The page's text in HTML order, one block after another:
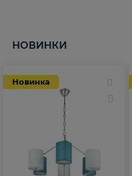
НОВИНКИ
Новинка